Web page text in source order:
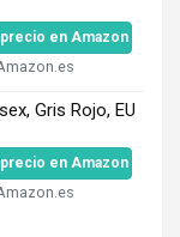
en Amazon
Gris Rojo, EU
en Amazon